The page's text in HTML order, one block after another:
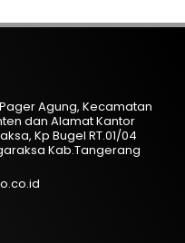
Agung, Kecamatan
dan Alamat Kantor
Kp Bugel RT.01/04
Kab.Tangerang